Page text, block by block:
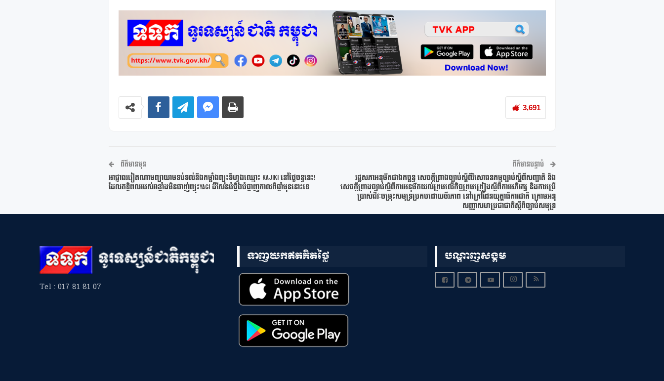
3,691
ព័ត៌មានមុន
អាជ្ញាធរវៀតណាមព្យាយាមទប់ទល់នឹងកម្លាំងព្យុះទីហ្វុងឈ្មោះ Kajiki នៅថ្ងៃចន្ទនេះ!
ដែលឥទ្ធិពលរបស់វាខ្លាំងមិនចាញ់ព្យុះYagi ដ៏សែនបំផ្លិចបំផ្លាញកាលពីឆ្នាំមុននោះទេ
ព័ត៌មានបន្ទាប់
រដ្ឋសភាអនុម័តជាឯកច្ឆន្ទ សេចក្តីព្រាងច្បាប់ស្ដីពីវិសោធនកម្មច្បាប់ស្តីពីសញ្ជាតិ និង
សេចក្តីព្រាងច្បាប់ស្តីពីការអនុម័តយល់ព្រមលើកិច្ចព្រមព្រៀងស្តីពីការអភិរក្ស និងការប្រើ
ប្រាស់ជីវៈចម្រុះសមុទ្រប្រកបដោយចីរភាព នៅក្រៅដែនយុត្តាធិការជាតិ ក្រោមអនុ
សញ្ញាសហប្រជាជាតិស្តីពីច្បាប់សមុទ្រ
Tel : 017 81 81 07
ទាញយកឥតគិតថ្លៃ បណ្តាញសង្គម